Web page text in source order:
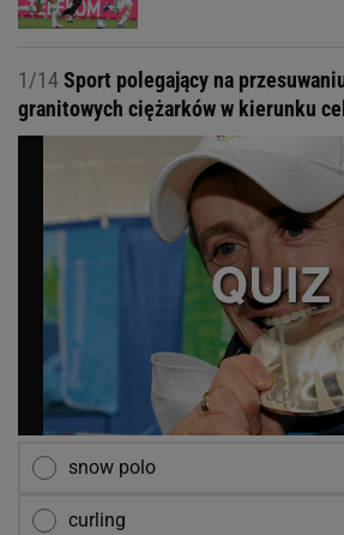
1/14Sport polegający na
granitowych ciężarków w kierunku
snow polo
curling